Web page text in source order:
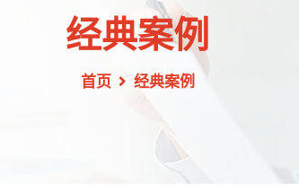
经典案例
首页 经典案例